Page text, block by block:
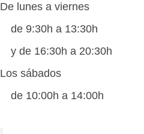
De lunes a viernes
de 9:30h a 13:30h
y de 16:30h a 20:30h
Los sábados
de 10:00h a 14:00h